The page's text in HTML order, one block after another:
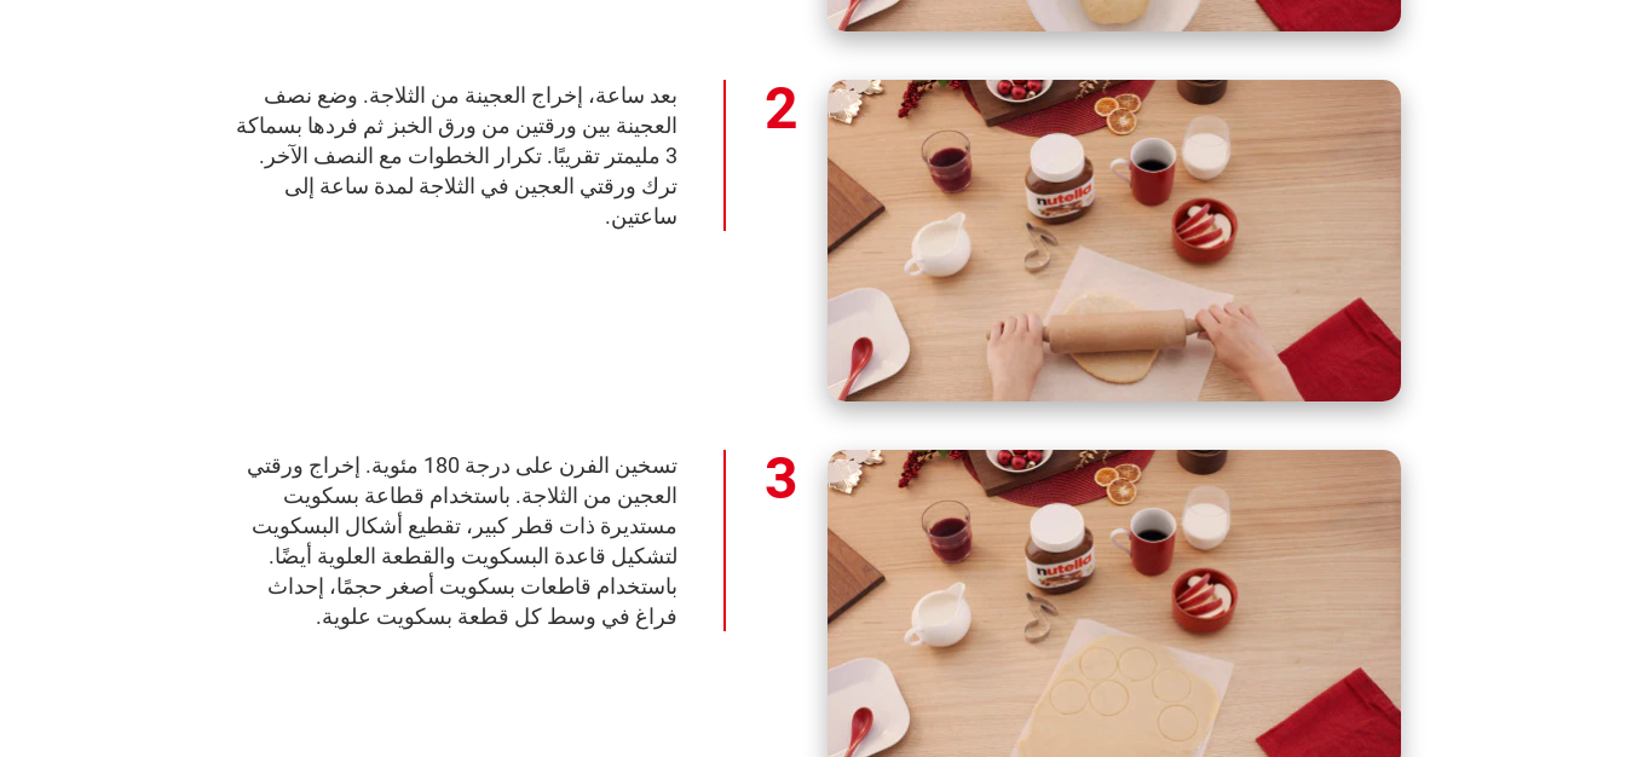
بعد ساعة، إخراج العجينة من الثلاجة. وضع نصف
العجينة بين ورقتين من ورق الخبز ثم فردها بسماكة
3 مليمتر تقريبًا. تكرار الخطوات مع النصف الآخر.
ترك ورقتي العجين في الثلاجة لمدة ساعة إلى
ساعتين.
تسخين الفرن على درجة 180 مئوية. إخراج ورقتي
العجين من الثلاجة. باستخدام قطاعة بسكويت
مستديرة ذات قطر كبير، تقطيع أشكال البسكويت
لتشكيل قاعدة البسكويت والقطعة العلوية أيضًا.
باستخدام قاطعات بسكويت أصغر حجمًا، إحداث
فراغ في وسط كل قطعة بسكويت علوية.